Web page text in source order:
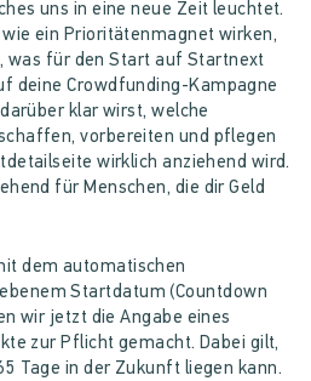
uns in eine neue Zeit leuchtet.
ein Prioritätenmagnet wirken,
was für den Start auf Startnext
deine Crowdfunding-Kampagne
klar wirst, welche
vorbereiten und pflegen
wirklich anziehend wird.
für Menschen, die dir Geld
dem automatischen
Startdatum (Countdown
wir jetzt die Angabe eines
zur Pflicht gemacht. Dabei gilt,
Tage in der Zukunft liegen kann.